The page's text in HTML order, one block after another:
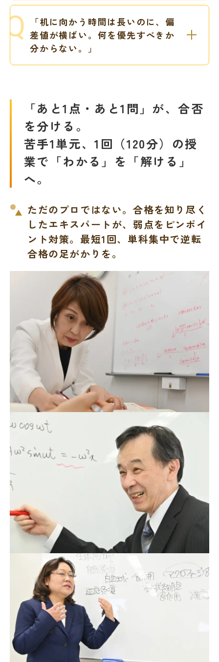
「机に向かう時間は長いのに、偏
差値が横ばい。何を優先すべきか
分からない。」
「あと1点・あと1問」が、合否
を分ける。
苦手1単元、1回（120分）の授
業で「わかる」を「解ける」
へ。
ただのプロではない。合格を知り尽く
したエキスパートが、弱点をピンポイ
ント対策。最短1回、単科集中で逆転
合格の足がかりを。